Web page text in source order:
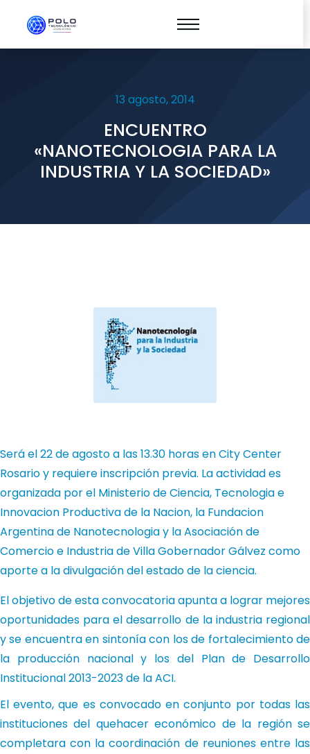
13 agosto, 2014
ENCUENTRO
«NANOTECNOLOGIA PARA LA
INDUSTRIA Y LA SOCIEDAD»
Será el 22 de agosto a las 13.30 horas en City Center
Rosario y requiere inscripción previa. La actividad es
organizada por el Ministerio de Ciencia, Tecnologia e
Innovacion Productiva de la Nacion, la Fundacion
Argentina de Nanotecnologia y la Asociación de
Comercio e Industria de Villa Gobernador Gálvez como
aporte a la divulgación del estado de la ciencia.
El objetivo de esta convocatoria apunta a lograr mejores
oportunidades para el desarrollo de la industria regional
y se encuentra en sintonía con los de fortalecimiento de
la producción nacional y los del Plan de Desarrollo
Institucional 2013-2023 de la ACI.
El evento, que es convocado en conjunto por todas las
instituciones del quehacer económico de la región se
completara con la coordinación de reuniones entre las